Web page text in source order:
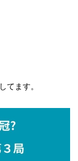
てます。